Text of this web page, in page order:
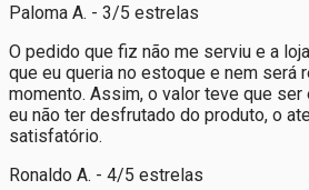
Paloma A. - 3/5 estrelas
O pedido que fiz não me serviu e a
que eu queria no estoque e nem será
momento. Assim, o valor teve que
eu não ter desfrutado do produto, o
satisfatório.
Ronaldo A. - 4/5 estrelas